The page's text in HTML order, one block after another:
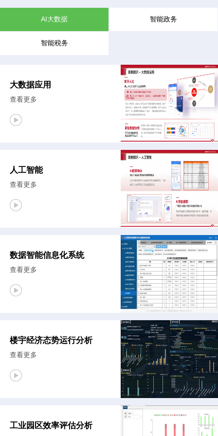
AI大数据 智能政务
智能税务
大数据应用
查看更多
人工智能
查看更多
数据智能信息化系统
查看更多
楼宇经济态势运行分析
查看更多
工业园区效率评估分析